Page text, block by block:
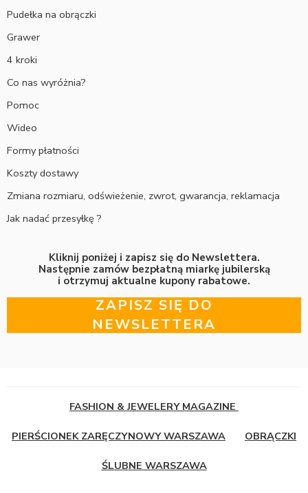
Pudełka na obrączki
Grawer
4 kroki
Co nas wyróżnia?
Pomoc
Wideo
Formy płatności
Koszty dostawy
Zmiana rozmiaru, odświeżenie, zwrot, gwarancja, reklamacja
Jak nadać przesyłkę ?
Kliknij poniżej i zapisz się do Newslettera.
Następnie zamów bezpłatną miarkę jubilerską
i otrzymuj aktualne kupony rabatowe.
ZAPISZ SIĘ DO
NEWSLETTERA
FASHION & JEWELERY MAGAZINE
PIERŚCIONEK ZARĘCZYNOWY WARSZAWA OBRĄCZKI
ŚLUBNE WARSZAWA